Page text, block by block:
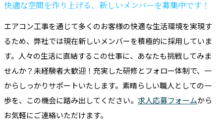
快適な空間を作り上げる、新しいメンバーを募集中です！
エアコン工事を通じて多くのお客様の快適な生活環境を実現す
るため、弊社では現在新しいメンバーを積極的に採用していま
す。人々の生活に直結するこの仕事に、あなたも挑戦してみま
せんか？未経験者大歓迎！充実した研修とフォロー体制で、一
からしっかりサポートいたします。素晴らしい職人としての一
歩を、この機会に踏み出してください。 求人応募フォームから
お気軽にご連絡いただけます。